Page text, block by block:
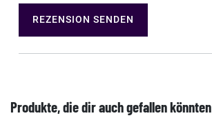
REZENSION SENDEN
Produkte, die dir auch gefallen könnten